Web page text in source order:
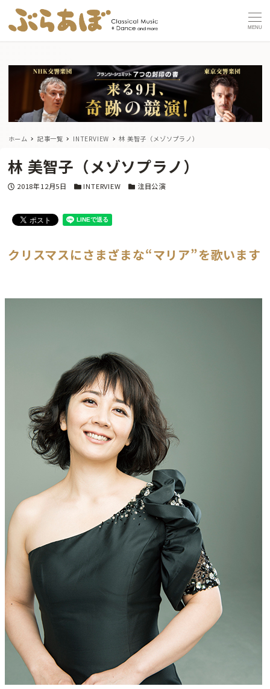
MENU
ホーム 記事一覧 INTERVIEW 林 美智子（メゾソプラノ）
林 美智子（メゾソプラノ）
投稿日
2018年12月5日 カテゴリー
INTERVIEW カテゴリー
注目公演
クリスマスにさまざまな“マリア”を歌います